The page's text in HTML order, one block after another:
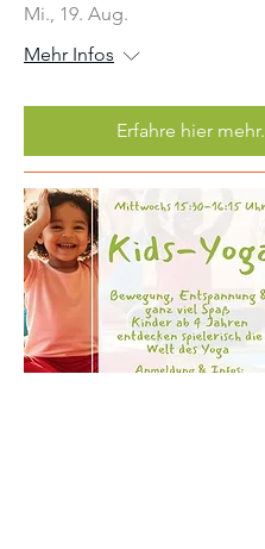
Mi., 19. Aug.
Mehr Infos
Erfahre hier mehr.